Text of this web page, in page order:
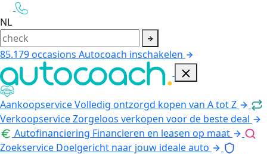
NL
85.179occasions Autocoach inschakelen
AankoopserviceVolledig ontzorgd kopen van A tot Z
VerkoopserviceZorgeloos verkopen voor de beste deal
Autofinanciering Financieren en leasen op maat
Zoekservice Doelgericht naar jouw ideale auto